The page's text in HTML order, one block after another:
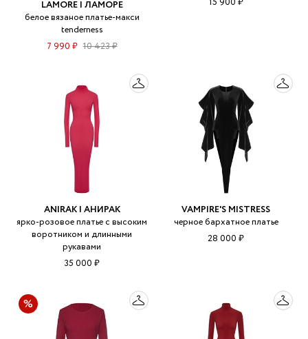
LAMORE | ЛАМОРЕ
белое вязаное платье-макси
tenderness
7 990 ₽ 10 423 ₽
ANIRAK | АНИРАК
ярко-розовое платье с высоким
воротником и длинными
рукавами
35 000 ₽
VAMPIRE'S MISTRESS
черное бархатное платье
28 000 ₽